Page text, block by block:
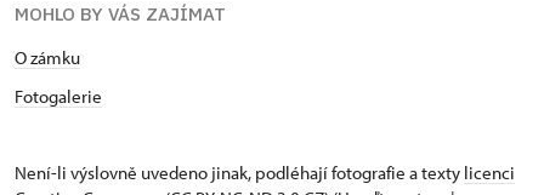
MOHLO BY VÁS ZAJÍMAT
O zámku
Fotogalerie
Není-li výslovně uvedeno jinak, podléhají fotografie a texty licenci